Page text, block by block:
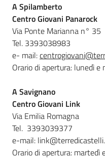
A Spilamberto
Centro Giovani Panarock
Via Ponte Marianna n° 35
Tel. 3393038983
e- mail:
Orario di apertura: lunedì
A Savignano
Centro Giovani Link
Via Emilia Romagna
Tel. 3393039377
e-mail:
Orario di apertura: